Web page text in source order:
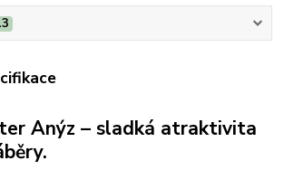
Anýz – sladká atraktivita